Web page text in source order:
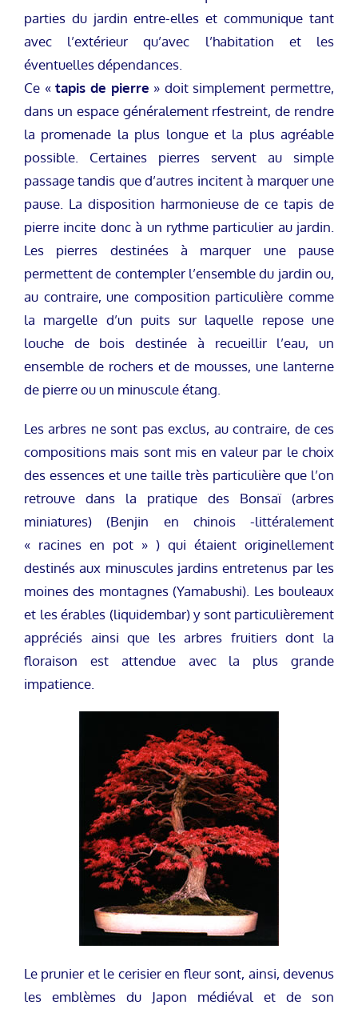
parties du jardin entre-elles et communique tant
avec l’extérieur qu’avec l’habitation et les
éventuelles dépendances.
Ce «tapis de pierre » doit simplement permettre,
dans un espace généralement rfestreint, de rendre
la promenade la plus longue et la plus agréable
possible. Certaines pierres servent au simple
passage tandis que d’autres incitent à marquer une
pause. La disposition harmonieuse de ce tapis de
pierre incite donc à un rythme particulier au jardin.
Les pierres destinées à marquer une pause
permettent de contempler l’ensemble du jardin ou,
au contraire, une composition particulière comme
la margelle d’un puits sur laquelle repose une
louche de bois destinée à recueillir l’eau, un
ensemble de rochers et de mousses, une lanterne
de pierre ou un minuscule étang.
Les arbres ne sont pas exclus, au contraire, de ces
compositions mais sont mis en valeur par le choix
des essences et une taille très particulière que l’on
retrouve dans la pratique des Bonsaï (arbres
miniatures) (Benjin en chinois -littéralement
« racines en pot » ) qui étaient originellement
destinés aux minuscules jardins entretenus par les
moines des montagnes (Yamabushi). Les bouleaux
et les érables (liquidembar) y sont particulièrement
appréciés ainsi que les arbres fruitiers dont la
floraison est attendue avec la plus grande
impatience.
Le prunier et le cerisier en fleur sont, ainsi, devenus
les emblèmes du Japon médiéval et de son